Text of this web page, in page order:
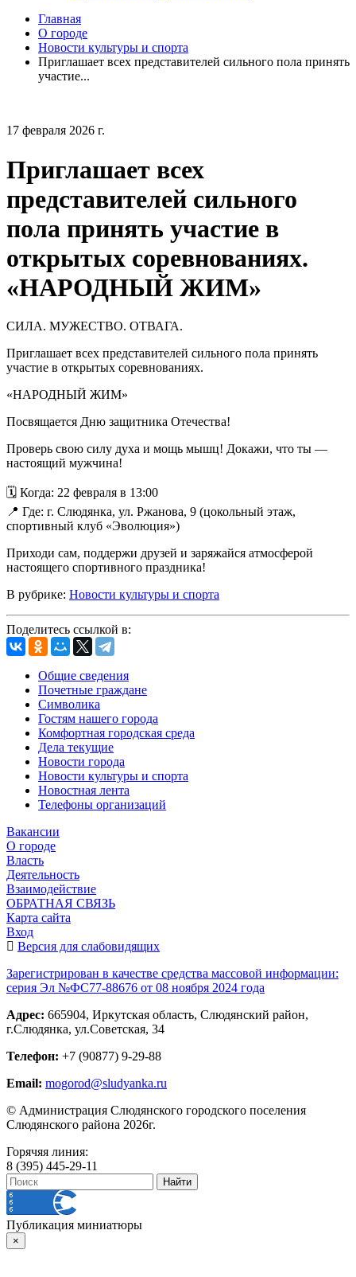
Главная
О городе
Новости культуры и спорта
Приглашает всех представителей сильного пола принять
участие...
17 февраля 2026 г.
Приглашает всех
представителей сильного
пола принять участие в
открытых соревнованиях.
«НАРОДНЫЙ ЖИМ»
СИЛА. МУЖЕСТВО. ОТВАГА.
Приглашает всех представителей сильного пола принять
участие в открытых соревнованиях.
«НАРОДНЫЙ ЖИМ»
Посвящается Дню защитника Отечества!
Проверь свою силу духа и мощь мышц! Докажи, что ты —
настоящий мужчина!
🗓 Когда: 22 февраля в 13:00
📍 Где: г. Слюдянка, ул. Ржанова, 9 (цокольный этаж,
спортивный клуб «Эволюция»)
Приходи сам, поддержи друзей и заряжайся атмосферой
настоящего спортивного праздника!
В рубрике: Новости культуры и спорта
Поделитесь ссылкой в:
Общие сведения
Почетные граждане
Символика
Гостям нашего города
Комфортная городская среда
Дела текущие
Новости города
Новости культуры и спорта
Новостная лента
Телефоны организаций
Вакансии
О городе
Власть
Деятельность
Взаимодействие
ОБРАТНАЯ СВЯЗЬ
Карта сайта
Вход
Версия для слабовидящих
Зарегистрирован в качестве средства массовой информации:
серия Эл №ФС77-88676 от 08 ноября 2024 года
Адрес: 665904, Иркутская область, Слюдянский район,
г.Слюдянка, ул.Советская, 34
Телефон: +7 (90877) 9-29-88
Email: mogorod@sludyanka.ru
© Администрация Слюдянского городского поселения
Слюдянского района 2026г.
Горячяя линия:
8 (395) 445-29-11
Публикация миниатюры
×